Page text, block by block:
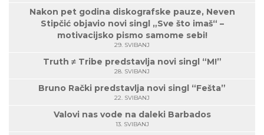
Nakon pet godina diskografske pauze, Neven
Stipčić objavio novi singl „Sve što imaš“ –
motivacijsko pismo samome sebi!
29. SVIBANJ
Truth ≠ Tribe predstavlja novi singl “M!”
28. SVIBANJ
Bruno Rački predstavlja novi singl “Fešta”
22. SVIBANJ
Valovi nas vode na daleki Barbados
13. SVIBANJ